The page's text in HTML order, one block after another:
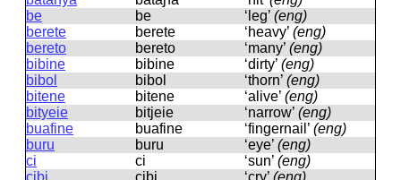
be
be ‘leg’ (eng)
berete
berete ‘heavy’ (eng)
bereto
bereto ‘many’ (eng)
bibine
bibine ‘dirty’ (eng)
bibol
bibol ‘thorn’ (eng)
bitene
bitene ‘alive’ (eng)
bityeie
bitjeie ‘narrow’ (eng)
buafine
buafine ‘fingernail’ (eng)
buru
buru ‘eye’ (eng)
ci
ci ‘sun’ (eng)
cibi
cibi ‘cry’ (eng)